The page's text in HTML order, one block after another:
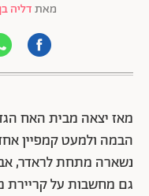
מאתדליה
מאז יצאה מבית האח
הבמה ולמעט קמפיין
נשארה מתחת לראדר,
גם מחשבות על